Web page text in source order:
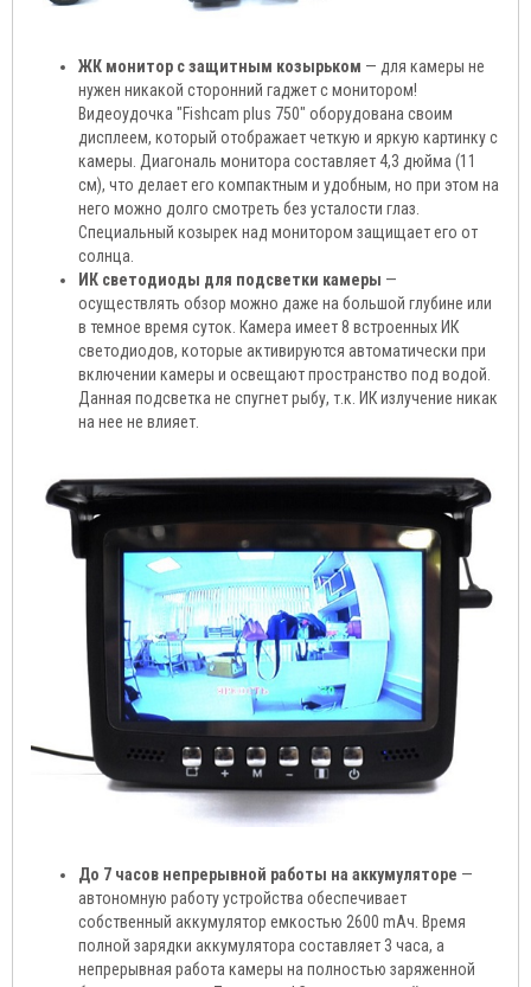
ЖК монитор с защитным козырьком — для камеры не
нужен никакой сторонний гаджет с монитором!
Видеоудочка "Fishcam plus 750" оборудована своим
дисплеем, который отображает четкую и яркую картинку с
камеры. Диагональ монитора составляет 4,3 дюйма (11
см), что делает его компактным и удобным, но при этом на
него можно долго смотреть без усталости глаз.
Специальный козырек над монитором защищает его от
солнца.
ИК светодиоды для подсветки камеры —
осуществлять обзор можно даже на большой глубине или
в темное время суток. Камера имеет 8 встроенных ИК
светодиодов, которые активируются автоматически при
включении камеры и освещают пространство под водой.
Данная подсветка не спугнет рыбу, т.к. ИК излучение никак
на нее не влияет.
До 7 часов непрерывной работы на аккумуляторе —
автономную работу устройства обеспечивает
собственный аккумулятор емкостью 2600 mAч. Время
полной зарядки аккумулятора составляет 3 часа, а
непрерывная работа камеры на полностью заряженной